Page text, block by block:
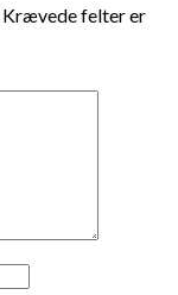
Krævede felter er